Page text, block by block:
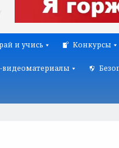
и учись Конкурсы
видеоматериалы